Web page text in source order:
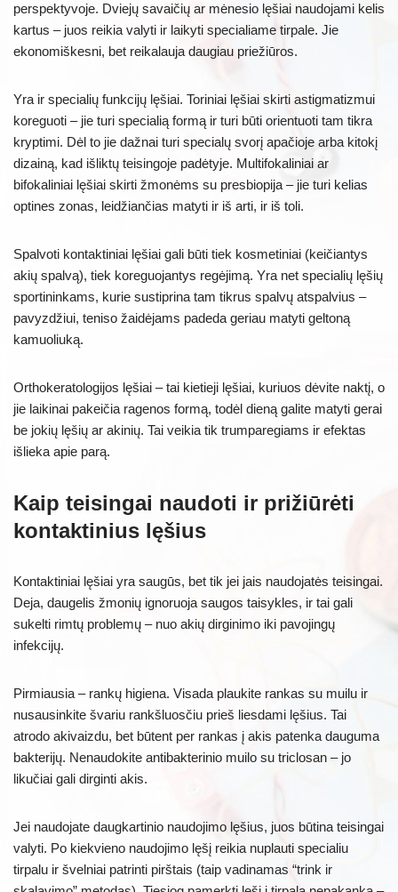
perspektyvoje. Dviejų savaičių ar mėnesio lęšiai naudojami kelis
kartus – juos reikia valyti ir laikyti specialiame tirpale. Jie
ekonomiškesni, bet reikalauja daugiau priežiūros.
Yra ir specialių funkcijų lęšiai. Toriniai lęšiai skirti astigmatizmui
koreguoti – jie turi specialią formą ir turi būti orientuoti tam tikra
kryptimi. Dėl to jie dažnai turi specialų svorį apačioje arba kitokį
dizainą, kad išliktų teisingoje padėtyje. Multifokaliniai ar
bifokaliniai lęšiai skirti žmonėms su presbiopija – jie turi kelias
optines zonas, leidžiančias matyti ir iš arti, ir iš toli.
Spalvoti kontaktiniai lęšiai gali būti tiek kosmetiniai (keičiantys
akių spalvą), tiek koreguojantys regėjimą. Yra net specialių lęšių
sportininkams, kurie sustiprina tam tikrus spalvų atspalvius –
pavyzdžiui, teniso žaidėjams padeda geriau matyti geltoną
kamuoliuką.
Orthokeratologijos lęšiai – tai kietieji lęšiai, kuriuos dėvite naktį, o
jie laikinai pakeičia ragenos formą, todėl dieną galite matyti gerai
be jokių lęšių ar akinių. Tai veikia tik trumparegiams ir efektas
išlieka apie parą.
Kaip teisingai naudoti ir prižiūrėti
kontaktinius lęšius
Kontaktiniai lęšiai yra saugūs, bet tik jei jais naudojatės teisingai.
Deja, daugelis žmonių ignoruoja saugos taisykles, ir tai gali
sukelti rimtų problemų – nuo akių dirginimo iki pavojingų
infekcijų.
Pirmiausia – rankų higiena. Visada plaukite rankas su muilu ir
nusausinkite švariu rankšluosčiu prieš liesdami lęšius. Tai
atrodo akivaizdu, bet būtent per rankas į akis patenka dauguma
bakterijų. Nenaudokite antibakterinio muilo su triclosan – jo
likučiai gali dirginti akis.
Jei naudojate daugkartinio naudojimo lęšius, juos būtina teisingai
valyti. Po kiekvieno naudojimo lęšį reikia nuplauti specialiu
tirpalu ir švelniai patrinti pirštais (taip vadinamas “trink ir